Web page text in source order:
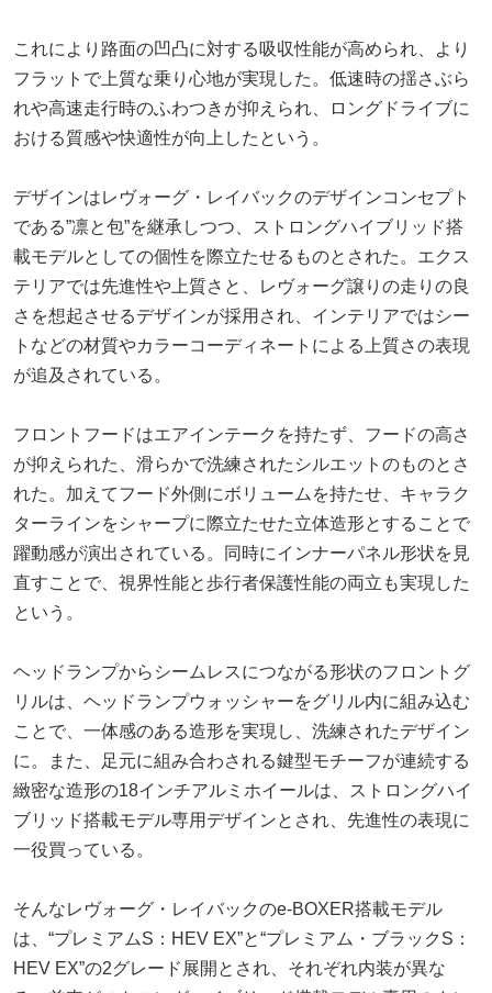
これにより路面の凹凸に対する吸収性能が高められ、より
フラットで上質な乗り心地が実現した。低速時の揺さぶら
れや高速走行時のふわつきが抑えられ、ロングドライブに
おける質感や快適性が向上したという。
デザインはレヴォーグ・レイバックのデザインコンセプト
である”凛と包”を継承しつつ、ストロングハイブリッド搭
載モデルとしての個性を際立たせるものとされた。エクス
テリアでは先進性や上質さと、レヴォーグ譲りの走りの良
さを想起させるデザインが採用され、インテリアではシー
トなどの材質やカラーコーディネートによる上質さの表現
が追及されている。
フロントフードはエアインテークを持たず、フードの高さ
が抑えられた、滑らかで洗練されたシルエットのものとさ
れた。加えてフード外側にボリュームを持たせ、キャラク
ターラインをシャープに際立たせた立体造形とすることで
躍動感が演出されている。同時にインナーパネル形状を見
直すことで、視界性能と歩行者保護性能の両立も実現した
という。
ヘッドランプからシームレスにつながる形状のフロントグ
リルは、ヘッドランプウォッシャーをグリル内に組み込む
ことで、一体感のある造形を実現し、洗練されたデザイン
に。また、足元に組み合わされる鍵型モチーフが連続する
緻密な造形の18インチアルミホイールは、ストロングハイ
ブリッド搭載モデル専用デザインとされ、先進性の表現に
一役買っている。
そんなレヴォーグ・レイバックのe-BOXER搭載モデル
は、“プレミアムS：HEV EX”と“プレミアム・ブラックS：
HEV EX”の2グレード展開とされ、それぞれ内装が異な